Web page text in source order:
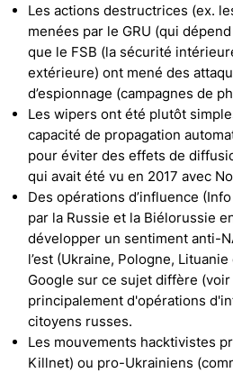
Les actions destructrices (ex.
menées par le GRU (qui
que le FSB (la sécurité
extérieure) ont mené des
d’espionnage (campagnes de
Les wipers ont été plutôt
capacité de propagation
pour éviter des effets de
qui avait été vu en 2017 avec
Des opérations d’influence
par la Russie et la Biélorussie
développer un sentiment anti-
l’est (Ukraine, Pologne,
Google sur ce sujet diffère
principalement d'opérations
citoyens russes.
Les mouvements hacktivistes
Killnet) ou pro-Ukrainiens